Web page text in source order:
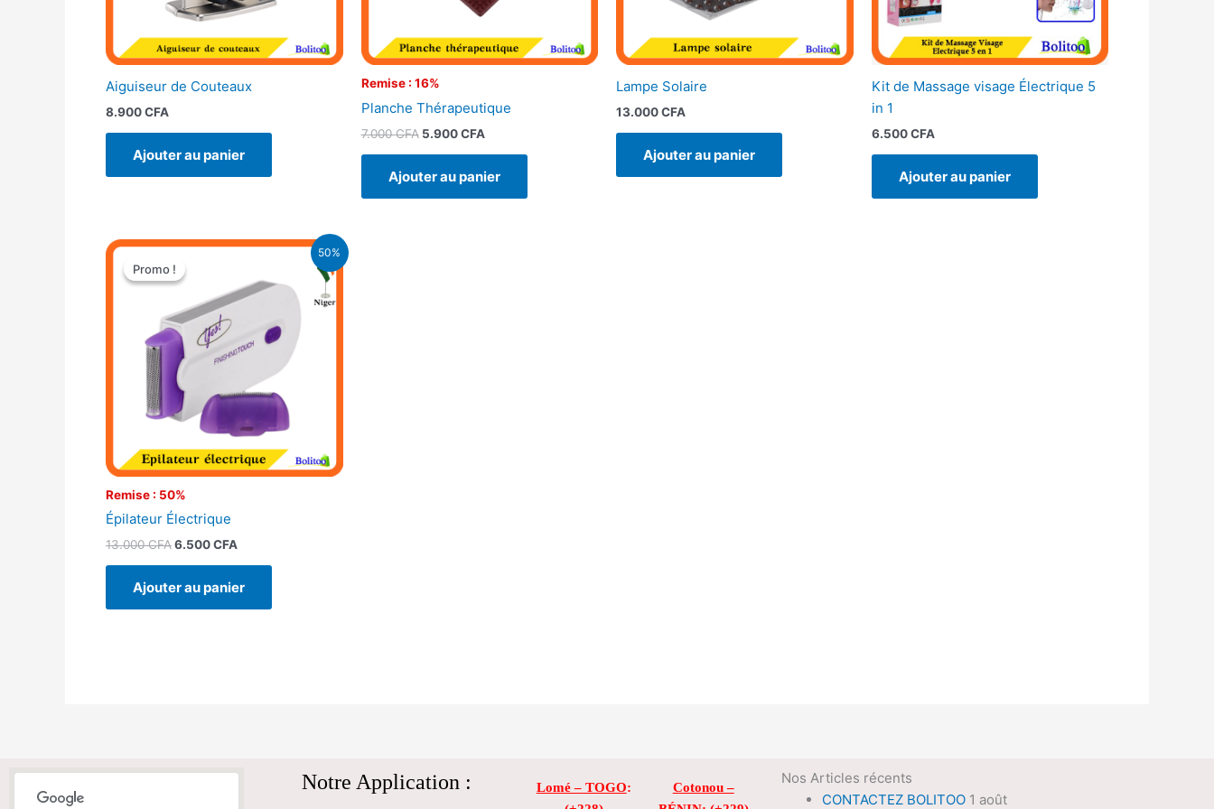
Aiguiseur de Couteaux
8.900CFA
Ajouter au panier
Remise : 16%
Planche Thérapeutique
7.000CFA 5.900CFA
Ajouter au panier
Lampe Solaire
13.000CFA
Ajouter au panier
Kit de Massage visage Électrique 5
in 1
6.500CFA
Ajouter au panier
50%
Promo !
Remise : 50%
Promo !
Épilateur Électrique
13.000CFA
Le
initial
13.000 CFA.
6.500CFA
Le
est :
6.500 CFA.
Ajouter au panier
Notre Application : Lomé – TOGO:
Cotonou –
Nos Articles récents
CONTACTEZ BOLITOO 1 août